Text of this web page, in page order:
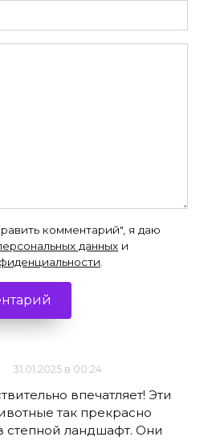
комментарий", я даю
данных и
.
31.01.2025 в 00:24
впечатляет! Эти
так прекрасно
степной ландшафт. Они